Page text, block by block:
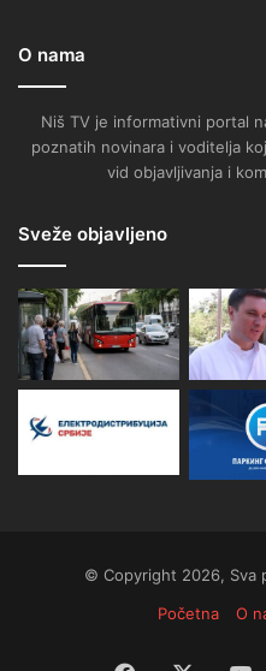
O nama
Niš TV je informativni portal
poznatih novinara i voditelja
vid objavljivanja i
Sveže objavljeno
© Copyright 2026, Sva
Početna
O